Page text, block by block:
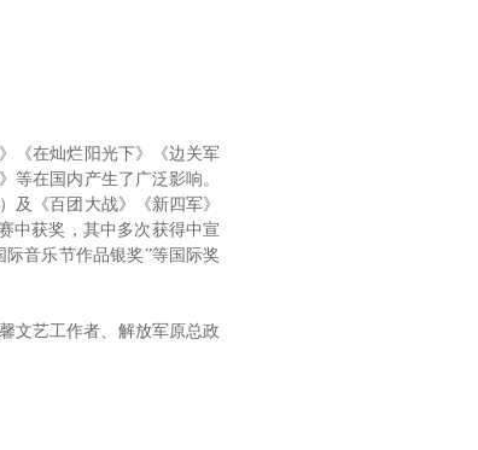
《在灿烂阳光下》《边关军
等在国内产生了广泛影响。
及《百团大战》《新四军》
中获奖，其中多次获得中宣
际音乐节作品银奖”等国际奖
文艺工作者、解放军原总政